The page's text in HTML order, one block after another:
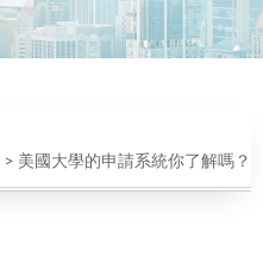
> 美國大學的申請系統你了解嗎？